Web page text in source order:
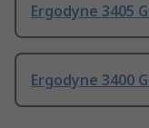
Ergodyne 3405
Ergodyne 3400